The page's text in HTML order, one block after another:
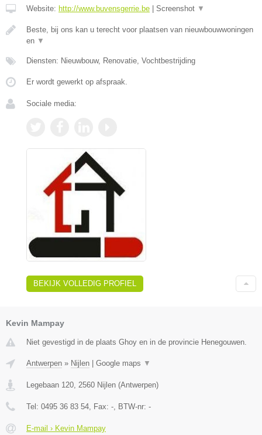
Website: http://www.buvensgerrie.be Screenshot ▼
Beste, bij ons kan u terecht voor plaatsen van nieuwbouwwoningen
en ▼
Diensten: Nieuwbouw, Renovatie, Vochtbestrijding
Er wordt gewerkt op afspraak.
Sociale media:
BEKIJK VOLLEDIG PROFIEL
Kevin Mampay
Niet gevestigd in de plaats Ghoy en in de provincie Henegouwen.
Antwerpen » Nijlen Google maps ▼
Legebaan 120, 2560 Nijlen (Antwerpen)
Tel: 0495 36 83 54, Fax: -, BTW-nr: -
E-mail › Kevin Mampay